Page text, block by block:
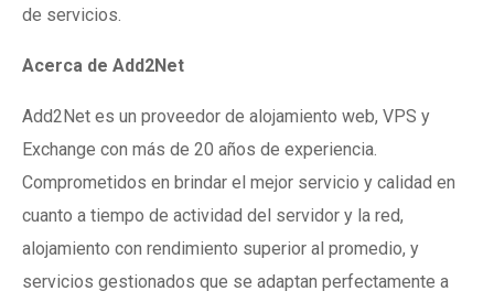
de servicios.
Acerca de Add2Net
Add2Net es un proveedor de alojamiento web, VPS y
Exchange con más de 20 años de experiencia.
Comprometidos en brindar el mejor servicio y calidad en
cuanto a tiempo de actividad del servidor y la red,
alojamiento con rendimiento superior al promedio, y
servicios gestionados que se adaptan perfectamente a